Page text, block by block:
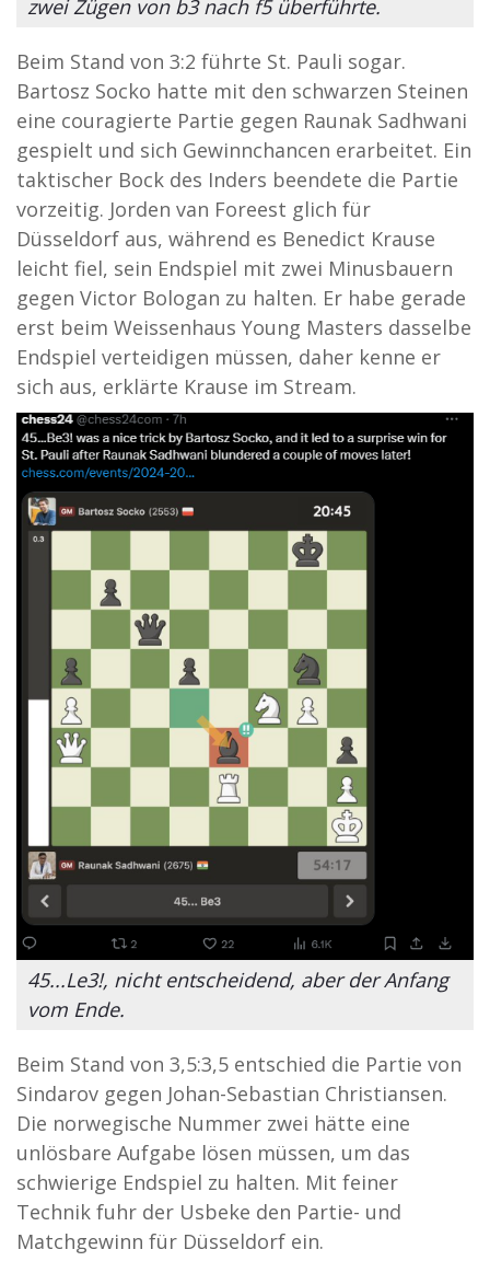
zwei Zügen von b3 nach f5 überführte.
Beim Stand von 3:2 führte St. Pauli sogar.
Bartosz Socko hatte mit den schwarzen Steinen
eine couragierte Partie gegen Raunak Sadhwani
gespielt und sich Gewinnchancen erarbeitet. Ein
taktischer Bock des Inders beendete die Partie
vorzeitig. Jorden van Foreest glich für
Düsseldorf aus, während es Benedict Krause
leicht fiel, sein Endspiel mit zwei Minusbauern
gegen Victor Bologan zu halten. Er habe gerade
erst beim Weissenhaus Young Masters dasselbe
Endspiel verteidigen müssen, daher kenne er
sich aus, erklärte Krause im Stream.
45...Le3!, nicht entscheidend, aber der Anfang
vom Ende.
Beim Stand von 3,5:3,5 entschied die Partie von
Sindarov gegen Johan-Sebastian Christiansen.
Die norwegische Nummer zwei hätte eine
unlösbare Aufgabe lösen müssen, um das
schwierige Endspiel zu halten. Mit feiner
Technik fuhr der Usbeke den Partie- und
Matchgewinn für Düsseldorf ein.